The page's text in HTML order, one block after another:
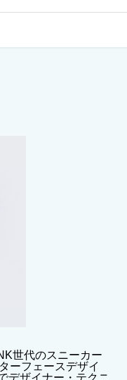
世代のスニーカー
ーフェースデザイ